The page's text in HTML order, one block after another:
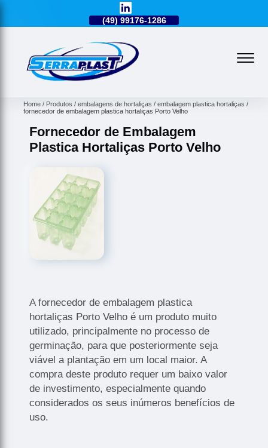
(49) 99176-1286
Home Produtos embalagens de hortaliças
embalagem plastica hortaliças
fornecedor de embalagem plastica hortaliças Porto Velho
Fornecedor de Embalagem
Plastica Hortaliças Porto Velho
A fornecedor de embalagem plastica
hortaliças Porto Velho é um produto muito
utilizado, principalmente no processo de
germinação, para que posteriormente seja
viável a plantação em um local maior. A
compra deste produto requer um baixo valor
de investimento, especialmente quando
considerados os seus inúmeros benefícios de
uso.